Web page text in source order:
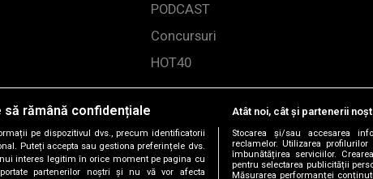
PODCAST
Concursuri
HOT40
să rămână confidențiale
pe dispozitivul dvs., precum identificatorii
Puteți accepta sau gestiona preferințele dvs.
interes legitim în orice moment pe pagina cu
partenerilor noștri și nu vă vor afecta
Atât noi, cât și partenerii
Stocarea și/sau accesarea
reclamelor. Utilizarea
îmbunătățirea serviciilor.
pentru selectarea publicității
Măsurarea performanței